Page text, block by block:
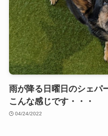
雨が降る日曜日のシェパ
こんな感じです・・・
04/24/2022